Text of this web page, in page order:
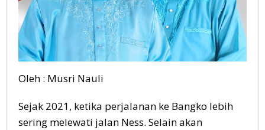
Oleh : Musri Nauli
Sejak 2021, ketika perjalanan ke Bangko lebih
sering melewati jalan Ness. Selain akan